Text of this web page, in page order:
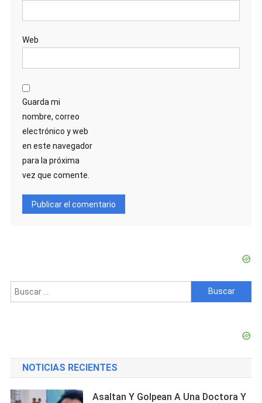
Web
Guarda mi
nombre, correo
electrónico y web
en este navegador
para la próxima
vez que comente.
Buscar:
NOTICIAS RECIENTES
Asaltan Y Golpean A Una Doctora Y